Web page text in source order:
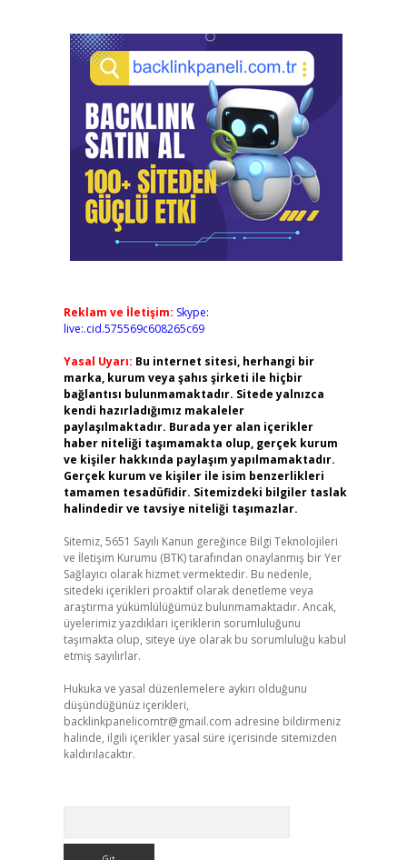
Reklam ve İletişim: Skype:
live:.cid.575569c608265c69
Yasal Uyarı: Bu internet sitesi, herhangi bir
marka, kurum veya şahıs şirketi ile hiçbir
bağlantısı bulunmamaktadır. Sitede yalnızca
kendi hazırladığımız makaleler
paylaşılmaktadır. Burada yer alan içerikler
haber niteliği taşımamakta olup, gerçek kurum
ve kişiler hakkında paylaşım yapılmamaktadır.
Gerçek kurum ve kişiler ile isim benzerlikleri
tamamen tesadüfidir. Sitemizdeki bilgiler taslak
halindedir ve tavsiye niteliği taşımazlar.
Sitemiz, 5651 Sayılı Kanun gereğince Bilgi Teknolojileri
ve İletişim Kurumu (BTK) tarafından onaylanmış bir Yer
Sağlayıcı olarak hizmet vermektedir. Bu nedenle,
sitedeki içerikleri proaktif olarak denetleme veya
araştırma yükümlülüğümüz bulunmamaktadır. Ancak,
üyelerimiz yazdıkları içeriklerin sorumluluğunu
taşımakta olup, siteye üye olarak bu sorumluluğu kabul
etmiş sayılırlar.
Hukuka ve yasal düzenlemelere aykırı olduğunu
düşündüğünüz içerikleri,
backlinkpanelicomtr@gmail.com adresine bildirmeniz
halinde, ilgili içerikler yasal süre içerisinde sitemizden
kaldırılacaktır.